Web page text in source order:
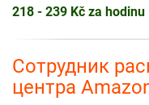
218 - 239 Kč za hodinu
Сотрудник
центра